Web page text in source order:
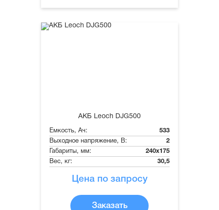
АКБ Leoch DJG500
Емкость, Ач:
533
Выходное напряжение, В:
2
Габариты, мм:
240x175
Вес, кг:
30,5
Цена по запросу
Заказать